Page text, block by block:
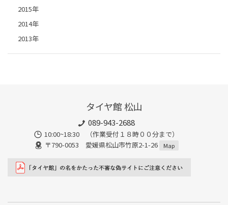
2015年
2014年
2013年
タイヤ館 松山
089-943-2688
10:00~18:30 （作業受付１８時００分まで）
〒790-0053 愛媛県松山市竹原2-1-26
Map